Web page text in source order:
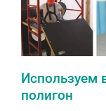
Используем
полигон